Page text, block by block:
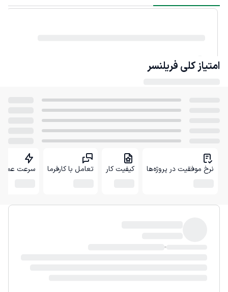
امتیاز کلی فریلنسر
نرخ موفقیت در پروژه‌ها کیفیت کار تعامل با کارفرما سرعت عمل